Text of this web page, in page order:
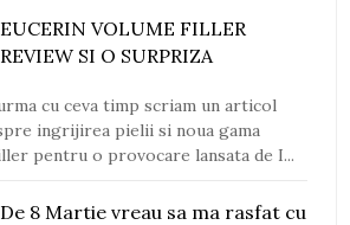
EUCERIN VOLUME FILLER
REVIEW SI O SURPRIZA
cu ceva timp scriam un articol
ingrijirea pielii si noua gama
pentru o provocare lansata de I...
De 8 Martie vreau sa ma rasfat cu